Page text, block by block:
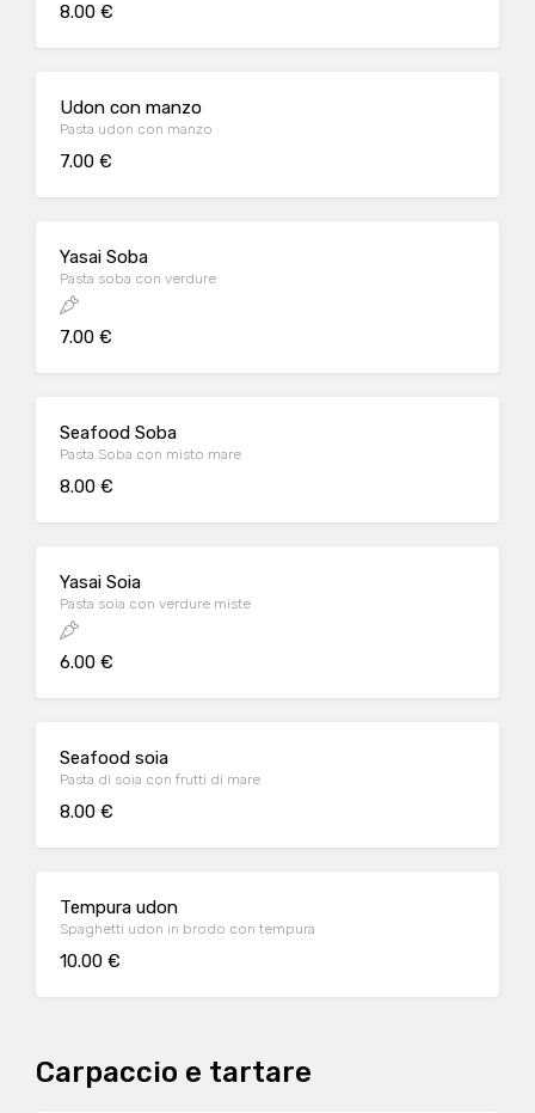
8.00 €
Udon con manzo
Pasta udon con manzo
7.00 €
Yasai Soba
Pasta soba con verdure
7.00 €
Seafood Soba
Pasta Soba con misto mare
8.00 €
Yasai Soia
Pasta soia con verdure miste
6.00 €
Seafood soia
Pasta di soia con frutti di mare
8.00 €
Tempura udon
Spaghetti udon in brodo con tempura
10.00 €
Carpaccio e tartare